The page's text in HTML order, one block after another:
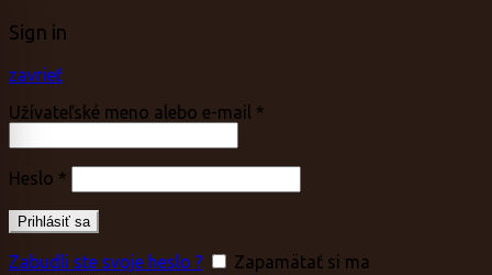
Sign in
zavrieť
Užívateľské meno alebo e-mail *
Heslo *
Prihlásiť sa
Zabudli ste svoje heslo ?
Zapamätať si ma